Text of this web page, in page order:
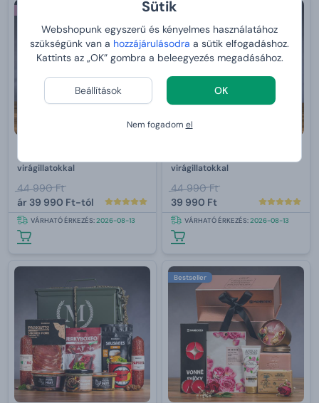
Sütik
Webshopunk egyszerű és kényelmes használatához
szükségünk van a hozzájárulásodra a sütik elfogadáshoz.
Kattints az „OK” gombra a beleegyezés megadásához.
Beállítások OK
Nem fogadom el
-11 %
virágillatokkal
44 990 Ft
ár39 990 Ft-tól
VÁRHATÓ ÉRKEZÉS:2026-08-13
Nőnek
virágillatokkal
44 990 Ft
39 990 Ft
VÁRHATÓ ÉRKEZÉS:2026-08-13
Bestseller